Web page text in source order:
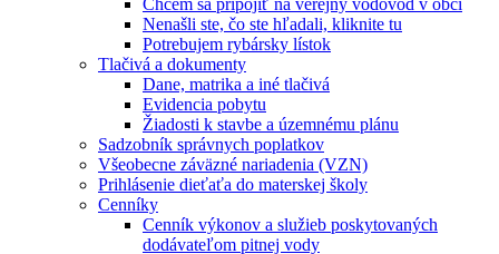
Chcem sa pripojiť na verejný vodovod v obci
Nenašli ste, čo ste hľadali, kliknite tu
Potrebujem rybársky lístok
Tlačivá a dokumenty
Dane, matrika a iné tlačivá
Evidencia pobytu
Žiadosti k stavbe a územnému plánu
Sadzobník správnych poplatkov
Všeobecne záväzné nariadenia (VZN)
Prihlásenie dieťaťa do materskej školy
Cenníky
Cenník výkonov a služieb poskytovaných
dodávateľom pitnej vody